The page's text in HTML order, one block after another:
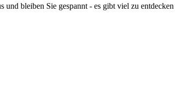
bleiben Sie gespannt - es gibt viel zu entdecken